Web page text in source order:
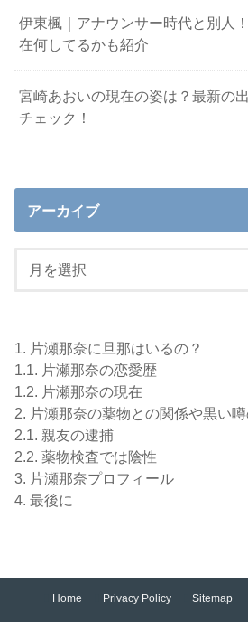
伊東楓｜アナウンサー時代と別人
在何してるかも紹介
宮崎あおいの現在の姿は？最新の
チェック！
アーカイブ
1. 片瀬那奈に旦那はいるの？
1.1. 片瀬那奈の恋愛歴
1.2. 片瀬那奈の現在
2. 片瀬那奈の薬物との関係や黒い
2.1. 親友の逮捕
2.2. 薬物検査では陰性
3. 片瀬那奈プロフィール
4. 最後に
Home Privacy Policy Sitemap